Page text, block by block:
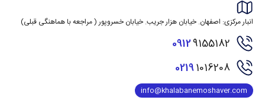
انبار مرکزی: اصفهان. خیابان هزار جریب. خیابان خسروپور ( مراجعه با هماهنگی قبلی)
09129155182
02191016208
info@khalabanemoshaver.com